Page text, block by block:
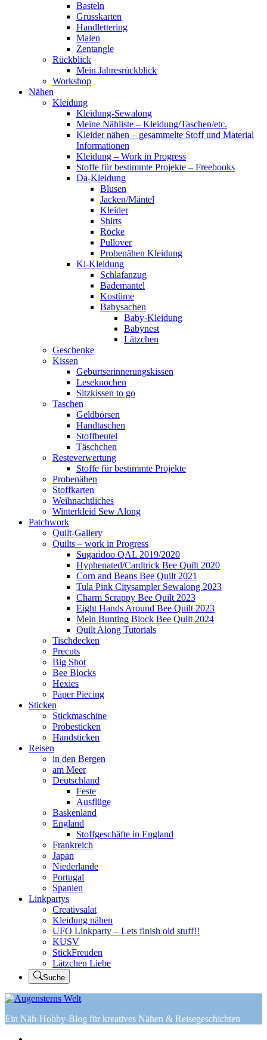
Basteln
Grusskarten
Handlettering
Malen
Zentangle
Rückblick
Mein Jahresrückblick
Workshop
Nähen
Kleidung
Kleidung-Sewalong
Meine Nähliste – Kleidung/Taschen/etc.
Kleider nähen – gesammelte Stoff und Material
Informationen
Kleidung – Work in Progress
Stoffe für bestimmte Projekte – Freebooks
Da-Kleidung
Blusen
Jacken/Mäntel
Kleider
Shirts
Röcke
Pullover
Probenähen Kleidung
Ki-Kleidung
Schlafanzug
Bademantel
Kostüme
Babysachen
Baby-Kleidung
Babynest
Lätzchen
Geschenke
Kissen
Geburtserinnerungskissen
Leseknochen
Sitzkissen to go
Taschen
Geldbörsen
Handtaschen
Stoffbeutel
Täschchen
Resteverwertung
Stoffe für bestimmte Projekte
Probenähen
Stoffkarten
Weihnachtliches
Winterkleid Sew Along
Patchwork
Quilt-Gallery
Quilts – work in Progress
Sugaridoo QAL 2019/2020
Hyphenated/Cardtrick Bee Quilt 2020
Corn and Beans Bee Quilt 2021
Tula Pink Citysampler Sewalong 2023
Charm Scrappy Bee Quilt 2023
Eight Hands Around Bee Quilt 2023
Mein Bunting Block Bee Quilt 2024
Quilt Along Tutorials
Tischdecken
Precuts
Big Shot
Bee Blocks
Hexies
Paper Piecing
Sticken
Stickmaschine
Probesticken
Handsticken
Reisen
in den Bergen
am Meer
Deutschland
Feste
Ausflüge
Baskenland
England
Stoffgeschäfte in England
Frankreich
Japan
Niederlande
Portugal
Spanien
Linkpartys
Creativsalat
Kleidung nähen
UFO Linkparty – Lets finish old stuff!!
KUSV
StickFreuden
Lätzchen Liebe
Suche
Ein Näh-Hobby-Blog für kreatives Nähen & Reisegeschichten